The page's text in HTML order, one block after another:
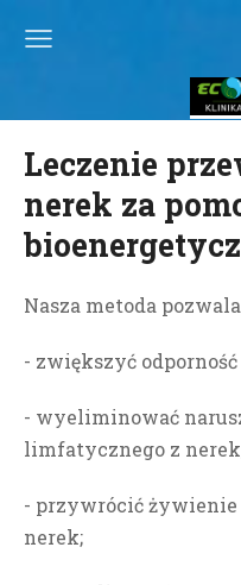
Leczenie
nerek za
Nasza metoda
- zwiększyć
- wyeliminować
limfatycznego z
- przywrócić
nerek;